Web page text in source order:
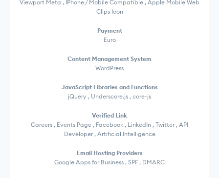
Viewport Meta , IPhone / Mobile Compatible , Apple Mobile Web
Clips Icon
Payment
Euro
Content Management System
WordPress
JavaScript Libraries and Functions
jQuery , Underscore.js , core-js
Verified Link
Careers , Events Page , Facebook , LinkedIn , Twitter , API
Developer , Artificial Intelligence
Email Hosting Providers
Google Apps for Business , SPF , DMARC